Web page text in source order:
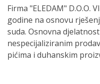
Firma "ELEDAM" D.O.O.
godine na osnovu
suda. Osnovna
nespecijaliziranim
pićima i duhanskim